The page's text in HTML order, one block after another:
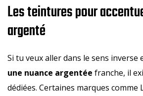
Les teintures pour
argenté
Si tu veux aller dans le sens inverse
une nuance argentée franche, il
dédiées. Certaines marques comme